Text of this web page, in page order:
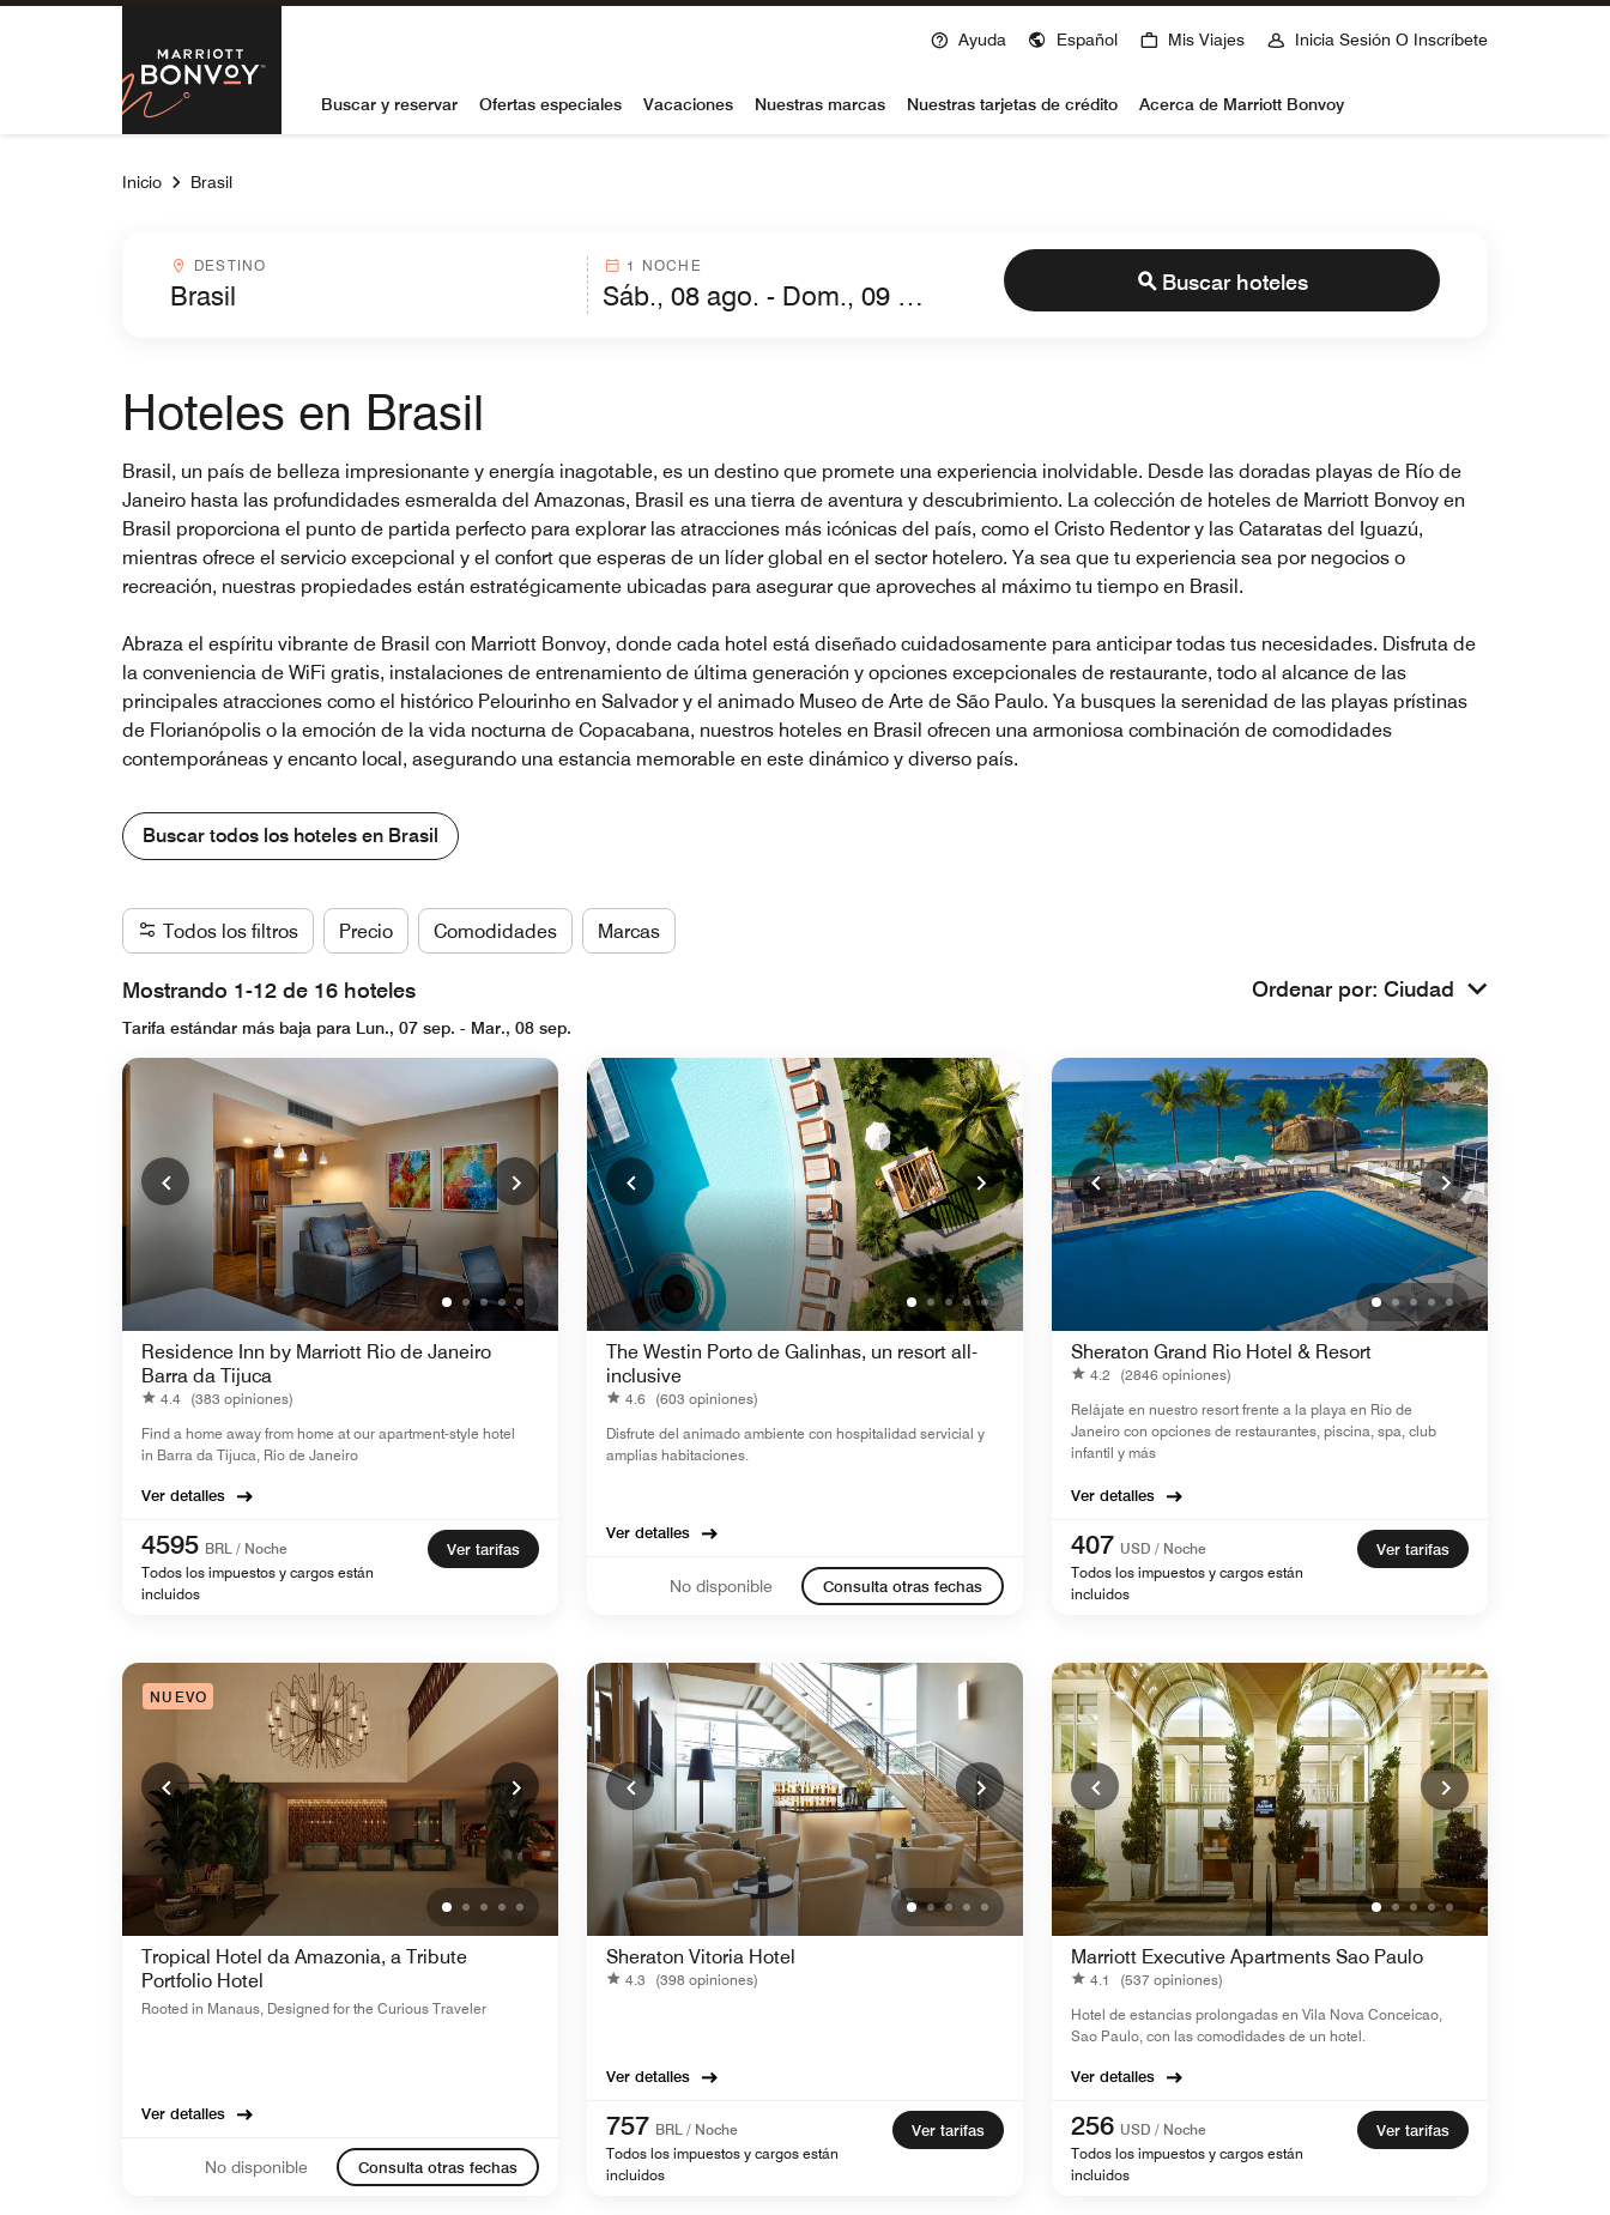
Skip to Content
Marriott Bonvoy
Ayuda Español Mis Viajes Inicia Sesión O Inscríbete
Buscar y reservar Ofertas especiales Vacaciones Nuestras marcas Nuestras tarjetas de crédito Acerca de Marriott Bonvoy
Inicio Brasil
Destinocombobox
DESTINO 1 NOCHE
Buscar hoteles
Hoteles en Brasil
Brasil, un país de belleza impresionante y energía inagotable, es un destino que promete una experiencia inolvidable. Desde las doradas playas de Río de
Janeiro hasta las profundidades esmeralda del Amazonas, Brasil es una tierra de aventura y descubrimiento. La colección de hoteles de Marriott Bonvoy en
Brasil proporciona el punto de partida perfecto para explorar las atracciones más icónicas del país, como el Cristo Redentor y las Cataratas del Iguazú,
mientras ofrece el servicio excepcional y el confort que esperas de un líder global en el sector hotelero. Ya sea que tu experiencia sea por negocios o
recreación, nuestras propiedades están estratégicamente ubicadas para asegurar que aproveches al máximo tu tiempo en Brasil.
Abraza el espíritu vibrante de Brasil con Marriott Bonvoy, donde cada hotel está diseñado cuidadosamente para anticipar todas tus necesidades. Disfruta de
la conveniencia de WiFi gratis, instalaciones de entrenamiento de última generación y opciones excepcionales de restaurante, todo al alcance de las
principales atracciones como el histórico Pelourinho en Salvador y el animado Museo de Arte de São Paulo. Ya busques la serenidad de las playas prístinas
de Florianópolis o la emoción de la vida nocturna de Copacabana, nuestros hoteles en Brasil ofrecen una armoniosa combinación de comodidades
contemporáneas y encanto local, asegurando una estancia memorable en este dinámico y diverso país.
Buscar todos los hoteles en Brasil
Todos los filtros Precio Comodidades Marcas
Mostrando 1-12 de 16 hoteles Ordenar por: Ciudad
Tarifa estándar más baja para Lun., 07 sep. - Mar., 08 sep.
Residence Inn by Marriott Rio de Janeiro
Barra da Tijuca
4.4 (383 opiniones)
Find a home away from home at our apartment-style hotel
in Barra da Tijuca, Rio de Janeiro
Ver detalles
4595 BRL / Noche
Todos los impuestos y cargos están
incluidos
Ver tarifas
The Westin Porto de Galinhas, un resort all-
inclusive
4.6 (603 opiniones)
Disfrute del animado ambiente con hospitalidad servicial y
amplias habitaciones.
Ver detalles
No disponible Consulta otras fechas
Sheraton Grand Rio Hotel & Resort
4.2
(2846 opiniones)
Relájate en nuestro resort frente a la playa en Río de
Janeiro con opciones de restaurantes, piscina, spa, club
infantil y más
Ver detalles
407 USD / Noche
Todos los impuestos y cargos están
incluidos
Ver tarifas
NUEVO
Tropical Hotel da Amazonia, a Tribute
Portfolio Hotel
Rooted in Manaus, Designed for the Curious Traveler
Ver detalles
No disponible Consulta otras fechas
Sheraton Vitoria Hotel
4.3 (398 opiniones)
Ver detalles
757 BRL / Noche
Todos los impuestos y cargos están
incluidos
Ver tarifas
Marriott Executive Apartments Sao Paulo
4.1
(537 opiniones)
Hotel de estancias prolongadas en Vila Nova Conceicao,
Sao Paulo, con las comodidades de un hotel.
Ver detalles
256 USD / Noche
Todos los impuestos y cargos están
incluidos
Ver tarifas